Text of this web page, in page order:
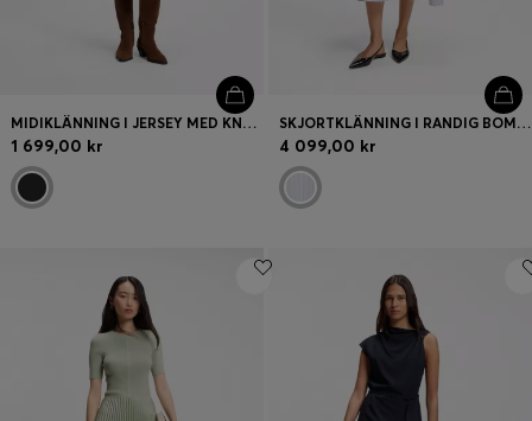
MIDIKLÄNNING I JERSEY MED KNUTDETALJ
1 699,00 kr
SKJORTKLÄNNING I RANDIG BOMULLSPOPLIN
4 099,00 kr